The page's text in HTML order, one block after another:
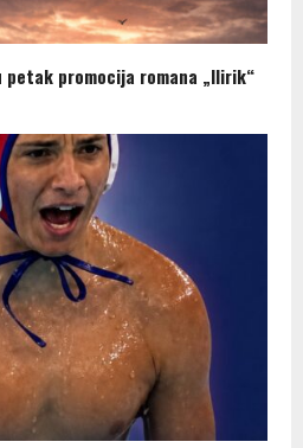
promocija romana „Ilirik“